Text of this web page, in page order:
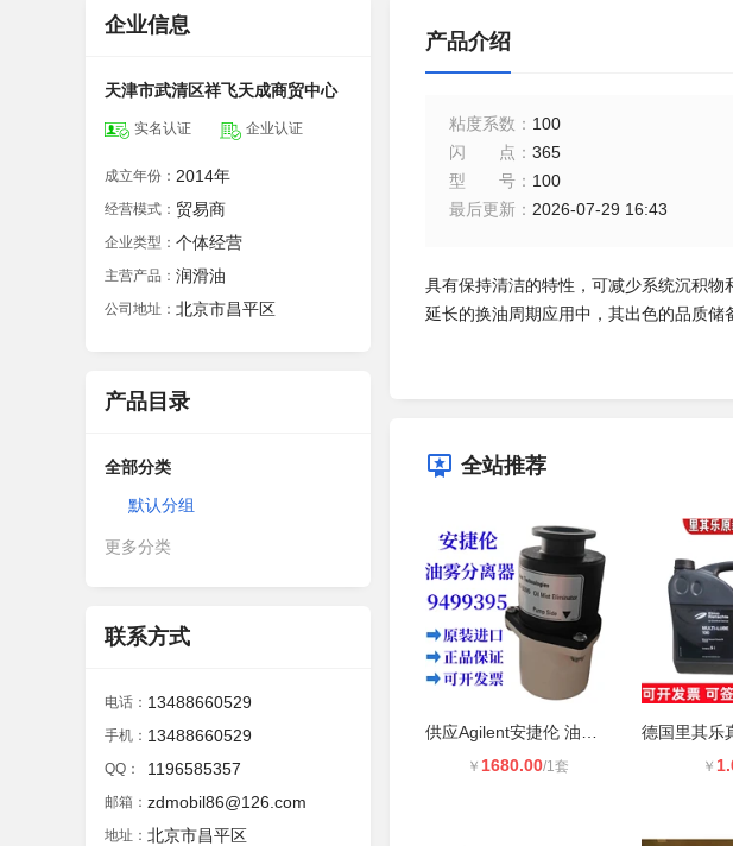
企业信息
天津市武清区祥飞天成商贸中心
实名认证 企业认证
成立年份： 2014年
经营模式： 贸易商
企业类型： 个体经营
主营产品： 润滑油
公司地址： 北京市昌平区
产品目录
全部分类
默认分组
更多分类
联系方式
电话： 13488660529
手机： 13488660529
QQ： 1196585357
邮箱： zdmobil86@126.com
地址： 北京市昌平区
产品介绍
粘度系数 ： 100
闪点 ： 365
型号 ： 100
最后更新 ： 2026-07-29 16:43
具有保持清洁的特性，可减少系统沉积
延长的换油周期应用中，其出色的品质储
全站推荐
￥ 1680.00/1套 ￥